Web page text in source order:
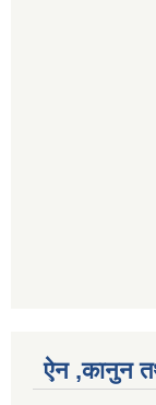
ऐन ,कानुन